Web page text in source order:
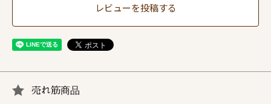
レビューを投稿する
売れ筋商品